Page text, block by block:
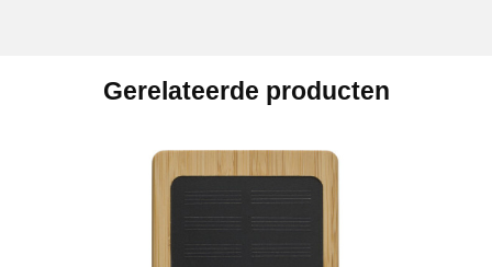
Gerelateerde producten